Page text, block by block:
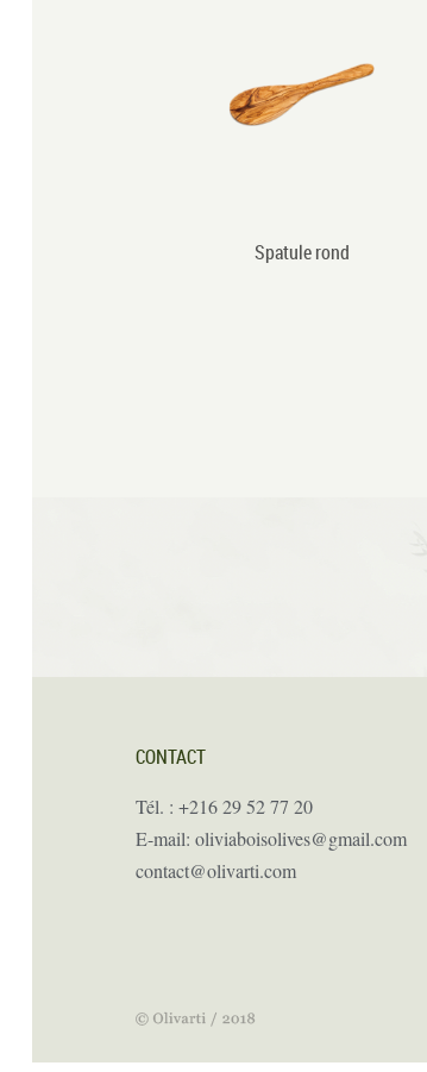
Spatule rond
CONTACT
Tél. : +216 29 52 77 20
E-mail: oliviaboisolives@gmail.com
contact@olivarti.com